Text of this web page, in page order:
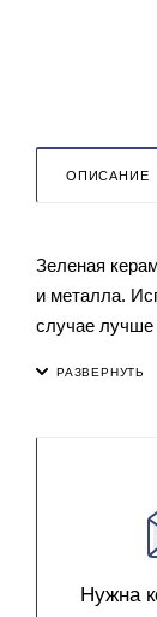
ОПИСАНИЕ
Зеленая
и металла.
случае лучше
Нужна